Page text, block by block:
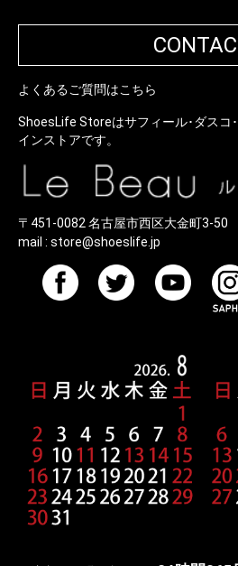
よくあるご質問はこちら
ShoesLife Storeはサフィール･ダスコ
インストアです。
〒451-0082 名古屋市西区大金町3-50
mail : store@shoeslife.jp